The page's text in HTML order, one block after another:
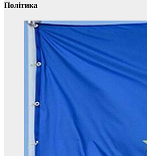
Політика